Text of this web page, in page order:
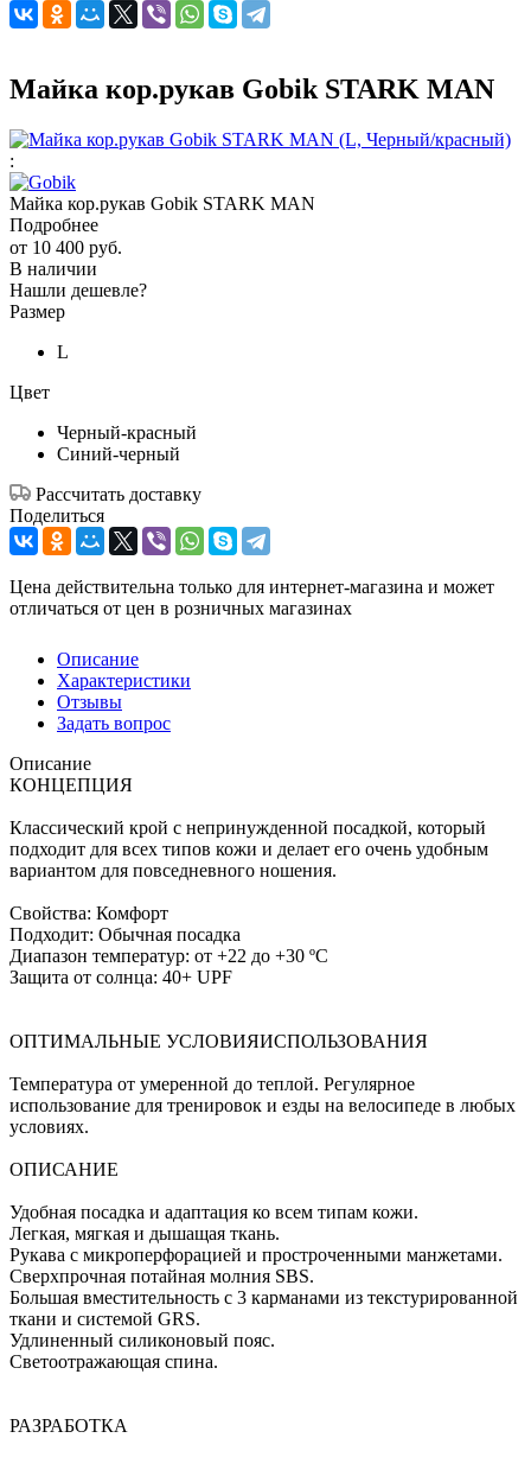
Майка кор.рукав Gobik STARK MAN
:
Майка кор.рукав Gobik STARK MAN
Подробнее
от 10 400 руб.
В наличии
Нашли дешевле?
Размер
L
Цвет
Черный-красный
Синий-черный
Рассчитать доставку
Поделиться
Цена действительна только для интернет-магазина и может
отличаться от цен в розничных магазинах
Описание
Характеристики
Отзывы
Задать вопрос
Описание
КОНЦЕПЦИЯ
Классический крой с непринужденной посадкой, который
подходит для всех типов кожи и делает его очень удобным
вариантом для повседневного ношения.
Свойства: Комфорт
Подходит: Обычная посадка
Диапазон температур: от +22 до +30 ºC
Защита от солнца: 40+ UPF
ОПТИМАЛЬНЫЕ УСЛОВИЯИСПОЛЬЗОВАНИЯ
Температура от умеренной до теплой. Регулярное
использование для тренировок и езды на велосипеде в любых
условиях.
ОПИСАНИЕ
Удобная посадка и адаптация ко всем типам кожи.
Легкая, мягкая и дышащая ткань.
Рукава с микроперфорацией и простроченными манжетами.
Сверхпрочная потайная молния SBS.
Большая вместительность с 3 карманами из текстурированной
ткани и системой GRS.
Удлиненный силиконовый пояс.
Светоотражающая спина.
РАЗРАБОТКА